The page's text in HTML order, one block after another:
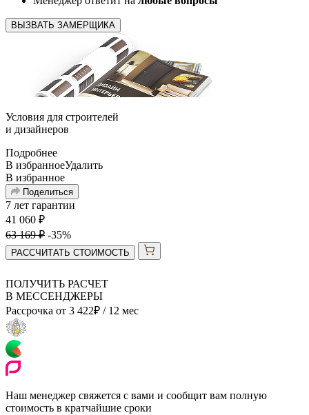
ВЫЗВАТЬ ЗАМЕРЩИКА
Условия для строителей
и дизайнеров
Подробнее
В избранноеУдалить
В избранное
Поделиться
7 лет гарантии
41 060 ₽
63 169₽ -35%
РАССЧИТАТЬ СТОИМОСТЬ
ПОЛУЧИТЬ РАСЧЕТ
В МЕССЕНДЖЕРЫ
Рассрочка от 3 422₽ / 12 мес
Наш менеджер свяжется с вами и сообщит вам полную
стоимость в кратчайшие сроки